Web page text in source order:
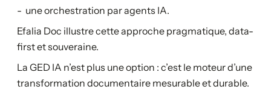
- une orchestration par agents IA.
Efalia Doc illustre cette approche pragmatique, data-
first et souveraine.
La GED IA n’est plus une option : c’est le moteur d’une
transformation documentaire mesurable et durable.